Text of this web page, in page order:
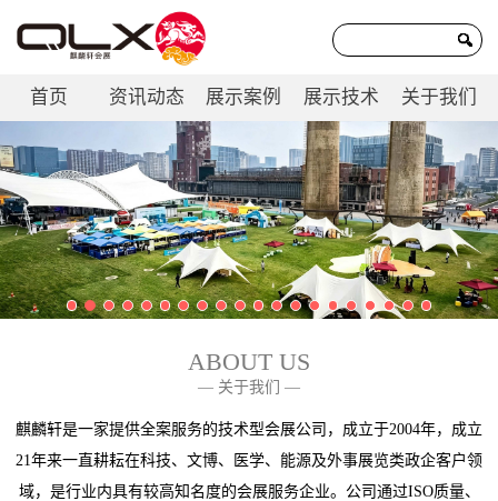
首页 资讯动态 展示案例 展示技术 关于我们
联系我们
ABOUT US
— 关于我们 —
麒麟轩是一家提供全案服务的技术型会展公司，成立于2004年，成立
21年来一直耕耘在科技、文博、医学、能源及外事展览类政企客户领
域，是行业内具有较高知名度的会展服务企业。公司通过ISO质量、